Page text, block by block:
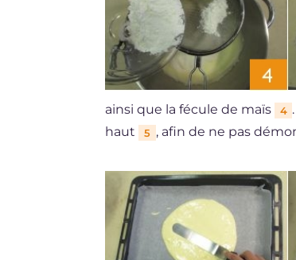
ainsi que la fécule de maïs 4
haut
5 , afin de ne pas